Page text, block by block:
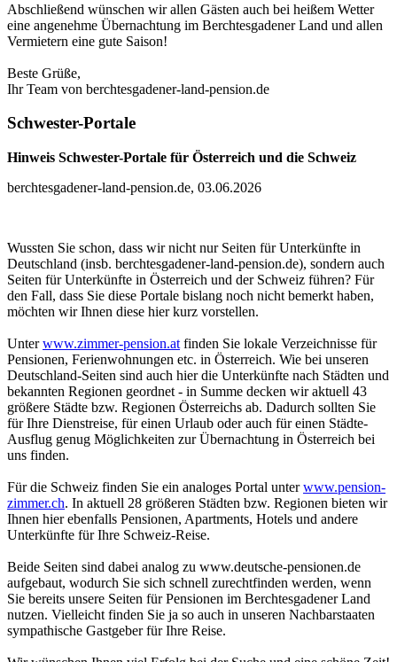
Abschließend wünschen wir allen Gästen auch bei heißem Wetter
eine angenehme Übernachtung im Berchtesgadener Land und allen
Vermietern eine gute Saison!
Beste Grüße,
Ihr Team von berchtesgadener-land-pension.de
Schwester-Portale
Hinweis Schwester-Portale für Österreich und die Schweiz
berchtesgadener-land-pension.de, 03.06.2026
Wussten Sie schon, dass wir nicht nur Seiten für Unterkünfte in
Deutschland (insb. berchtesgadener-land-pension.de), sondern auch
Seiten für Unterkünfte in Österreich und der Schweiz führen? Für
den Fall, dass Sie diese Portale bislang noch nicht bemerkt haben,
möchten wir Ihnen diese hier kurz vorstellen.
Unterwww.zimmer-pension.at finden Sie lokale Verzeichnisse für
Pensionen, Ferienwohnungen etc. in Österreich. Wie bei unseren
Deutschland-Seiten sind auch hier die Unterkünfte nach Städten und
bekannten Regionen geordnet - in Summe decken wir aktuell 43
größere Städte bzw. Regionen Österreichs ab. Dadurch sollten Sie
für Ihre Dienstreise, für einen Urlaub oder auch für einen Städte-
Ausflug genug Möglichkeiten zur Übernachtung in Österreich bei
uns finden.
Für die Schweiz finden Sie ein analoges Portal unterwww.pension-
zimmer.ch. In aktuell 28 größeren Städten bzw. Regionen bieten wir
Ihnen hier ebenfalls Pensionen, Apartments, Hotels und andere
Unterkünfte für Ihre Schweiz-Reise.
Beide Seiten sind dabei analog zu www.deutsche-pensionen.de
aufgebaut, wodurch Sie sich schnell zurechtfinden werden, wenn
Sie bereits unsere Seiten für Pensionen im Berchtesgadener Land
nutzen. Vielleicht finden Sie ja so auch in unseren Nachbarstaaten
sympathische Gastgeber für Ihre Reise.